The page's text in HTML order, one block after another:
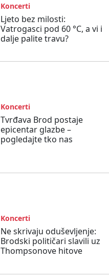
Koncerti
Ljeto bez milosti:
Vatrogasci pod 60 °C, a vi i
dalje palite travu?
Koncerti
Tvrđava Brod postaje
epicentar glazbe –
pogledajte tko nas
Koncerti
Ne skrivaju oduševljenje:
Brodski političari slavili uz
Thompsonove hitove